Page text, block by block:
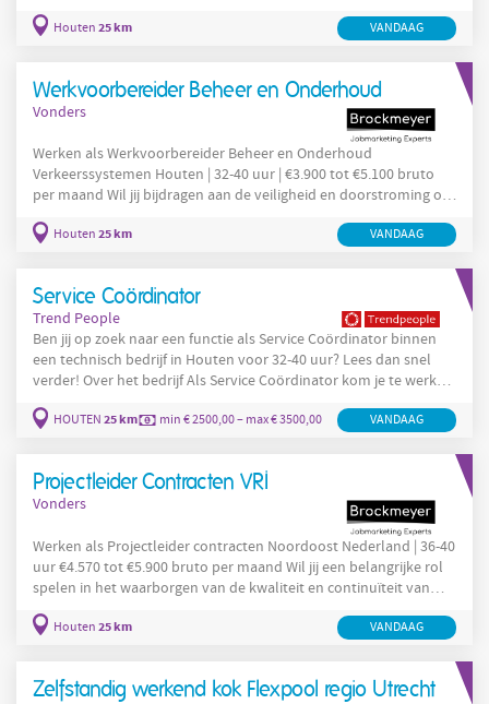
met aanbestedingen en werk je secuur, georganiseerd en
Onze opdrachtgever is een
Houten 25 km VANDAAG
Werkvoorbereider Beheer en Onderhoud
Vonders
Werken als Werkvoorbereider Beheer en Onderhoud
Verkeerssystemen Houten | 32-40 uur | €3.900 tot €5.100 bruto
per maand Wil jij bijdragen aan de veiligheid en doorstroming op
communicatief sterk en heb je affiniteit met
Onderhoud bij onze opdrachtgever in Houten. Over de
Houten 25 km VANDAAG
Service Coördinator
Trend People
Ben jij op zoek naar een functie als Service Coördinator binnen
een technisch bedrijf in Houten voor 32-40 uur? Lees dan snel
verder! Over het bedrijf Als Service Coördinator kom je te werken
organisatie houdt zich bezig met de beschikbaarheid, controle en
Coördinator ben je een kei in organiseren en
HOUTEN 25 km min € 2500,00 – max € 3500,00 VANDAAG
Projectleider Contracten VRI
Vonders
Werken als Projectleider contracten Noordoost Nederland | 36-40
uur €4.570 tot €5.900 bruto per maand Wil jij een belangrijke rol
spelen in het waarborgen van de kwaliteit en continuïteit van
ervaring met contractmanagement, KPI-bewaking en
Over de opdrachtgever Onze
Houten 25 km VANDAAG
Zelfstandig werkend kok Flexpool regio Utrecht